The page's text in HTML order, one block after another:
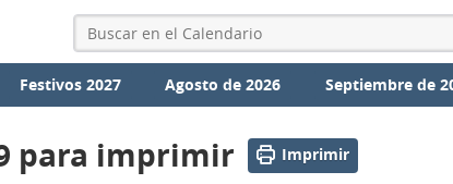
Festivos 2027 Agosto de 2026 Septiembre de
para imprimir Imprimir